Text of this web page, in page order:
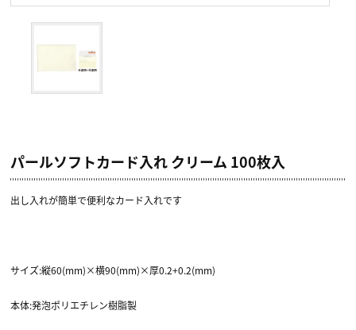
パールソフトカード入れ クリーム 100枚入
出し入れが簡単で便利なカード入れです
サイズ:縦60(mm)×横90(mm)×厚0.2+0.2(mm)
本体:発泡ポリエチレン樹脂製